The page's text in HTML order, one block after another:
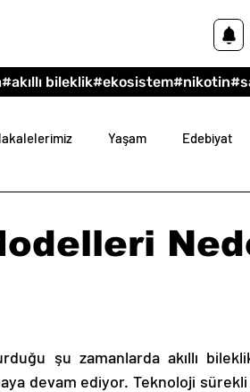
Yaşam Edebiyat
şu zamanlarda akıllı
devam ediyor. Teknoloji
#akıllı bileklik#ekosistem#nikotin